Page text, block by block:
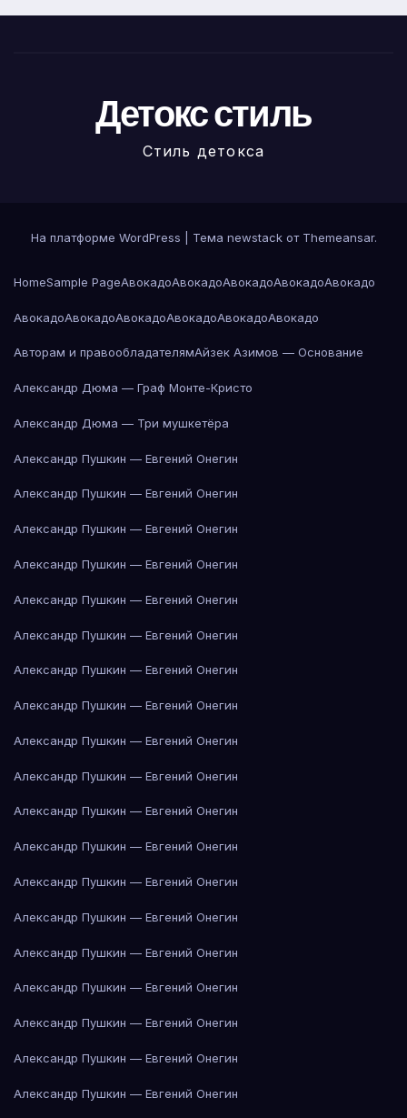
Детокс стиль
Стиль детокса
На платформе WordPress Тема newstack от Themeansar.
HomeSample PageАвокадоАвокадоАвокадоАвокадоАвокадо
АвокадоАвокадоАвокадоАвокадоАвокадоАвокадо
Авторам и правообладателямАйзек Азимов — Основание
Александр Дюма — Граф Монте-Кристо
Александр Дюма — Три мушкетёра
Александр Пушкин — Евгений Онегин
Александр Пушкин — Евгений Онегин
Александр Пушкин — Евгений Онегин
Александр Пушкин — Евгений Онегин
Александр Пушкин — Евгений Онегин
Александр Пушкин — Евгений Онегин
Александр Пушкин — Евгений Онегин
Александр Пушкин — Евгений Онегин
Александр Пушкин — Евгений Онегин
Александр Пушкин — Евгений Онегин
Александр Пушкин — Евгений Онегин
Александр Пушкин — Евгений Онегин
Александр Пушкин — Евгений Онегин
Александр Пушкин — Евгений Онегин
Александр Пушкин — Евгений Онегин
Александр Пушкин — Евгений Онегин
Александр Пушкин — Евгений Онегин
Александр Пушкин — Евгений Онегин
Александр Пушкин — Евгений Онегин